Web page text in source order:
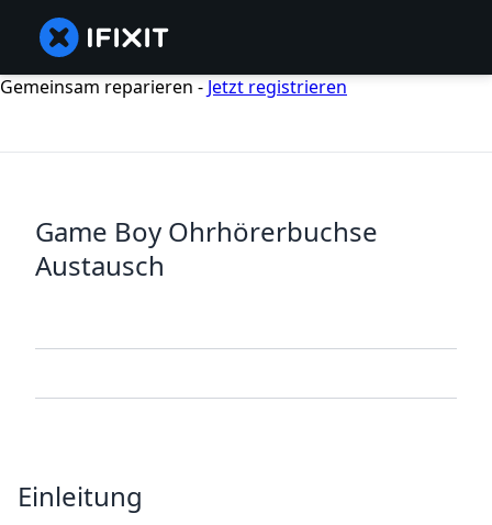
Gemeinsam reparieren - Jetzt registrieren
Game Boy Ohrhörerbuchse
Austausch
Einleitung